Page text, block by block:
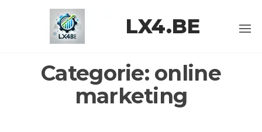
LX4.BE
Categorie: online
marketing